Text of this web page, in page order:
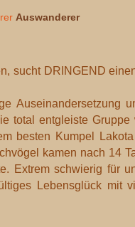
Auswanderer
sucht DRINGEND
Auseinandersetzung
total entgleiste Gruppe
besten Kumpel
kamen nach 14
Extrem schwierig für
Lebensglück mit